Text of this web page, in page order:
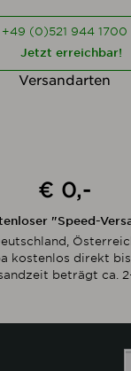
+49 (0)521 944 1700
Jetzt erreichbar!
Versandarten
€ 0,-
"Speed-
kostenlos direkt
beträgt ca.